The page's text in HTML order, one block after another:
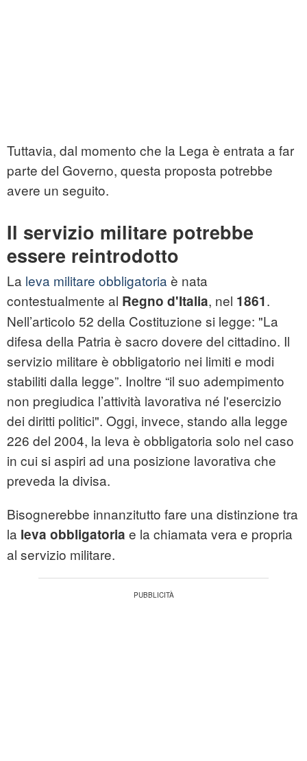
Tuttavia, dal momento che la Lega è entrata a far
parte del Governo, questa proposta potrebbe
avere un seguito.
Il servizio militare potrebbe
essere reintrodotto
La leva militare obbligatoria è nata
contestualmente al Regno d'Italia, nel 1861.
Nell’articolo 52 della Costituzione si legge: "La
difesa della Patria è sacro dovere del cittadino. Il
servizio militare è obbligatorio nei limiti e modi
stabiliti dalla legge”. Inoltre “il suo adempimento
non pregiudica l’attività lavorativa né l'esercizio
dei diritti politici". Oggi, invece, stando alla legge
226 del 2004, la leva è obbligatoria solo nel caso
in cui si aspiri ad una posizione lavorativa che
preveda la divisa.
Bisognerebbe innanzitutto fare una distinzione tra
la leva obbligatoria e la chiamata vera e propria
al servizio militare.